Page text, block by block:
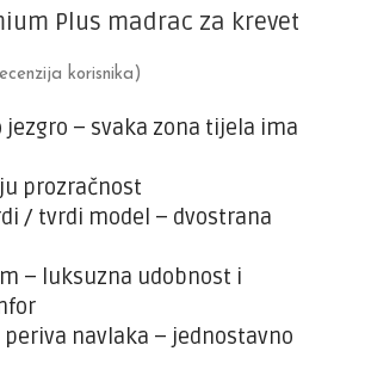
Plus madrac za krevet
korisnika)
jezgro – svaka zona tijela ima
prozračnost
/ tvrdi model – dvostrana
– luksuzna udobnost i
periva navlaka – jednostavno